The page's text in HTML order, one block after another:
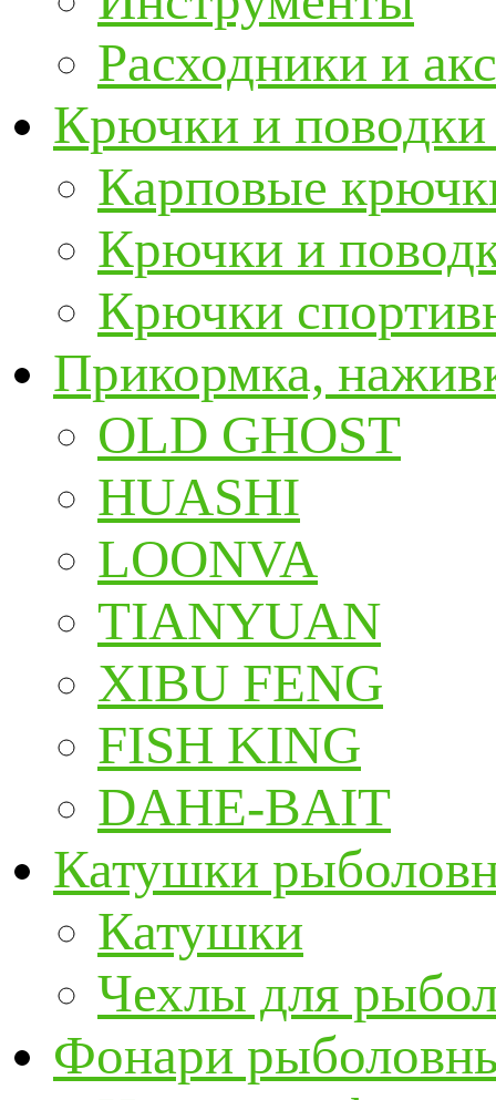
Расходники и
Крючки и
Карповые
Крючки и
Крючки
Прикормка,
OLD GHOST
HUASHI
LOONVA
TIANYUAN
XIBU FENG
FISH KING
DAHE-BAIT
Катушки
Катушки
Чехлы для
Фонари